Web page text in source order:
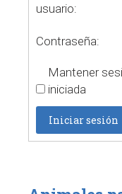
usuario:
Contraseña:
Mantener
iniciada
Iniciar sesión